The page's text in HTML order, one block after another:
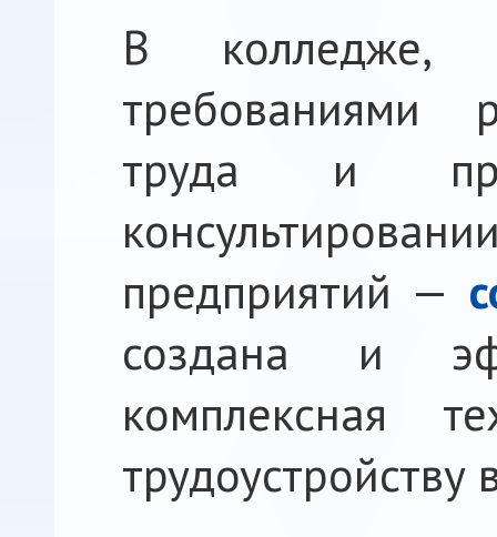
В колледже,
требованиями
труда и при
предприятий —
создана и
комплексная
трудоустройству